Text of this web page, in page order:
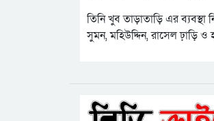
তিনি খুব তাড়াতাড়ি এর
সুমন, মহিউদ্দিন, রাসেল ঢ়াড়ি